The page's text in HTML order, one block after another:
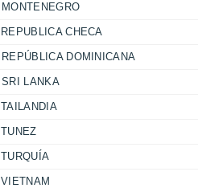
MONTENEGRO
REPUBLICA CHECA
REPÚBLICA DOMINICANA
SRI LANKA
TAILANDIA
TUNEZ
TURQUÍA
VIETNAM